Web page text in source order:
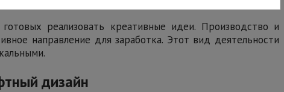
реализовать креативные идеи. Производство и
направление для заработка. Этот вид деятельности
дизайн